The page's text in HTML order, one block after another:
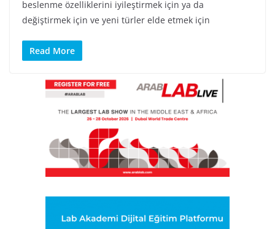
beslenme özelliklerini iyileştirmek için ya da
değiştirmek için ve yeni türler elde etmek için
Read More